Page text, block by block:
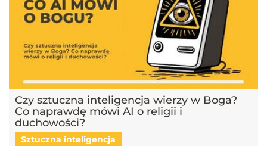
Czy sztuczna inteligencja wierzy w Boga?
Co naprawdę mówi AI o religii i
duchowości?
Sztuczna inteligencja